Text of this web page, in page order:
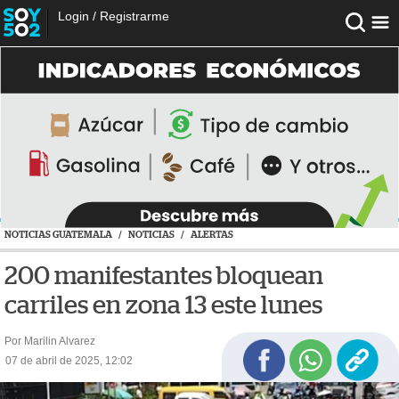
Login / Registrarme
NOTICIAS GUATEMALA / NOTICIAS / ALERTAS
200 manifestantes bloquean
carriles en zona 13 este lunes
Por Marilin Alvarez
07 de abril de 2025, 12:02